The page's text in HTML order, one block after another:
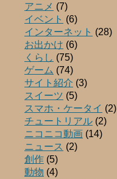
アニメ (7)
イベント (6)
インターネット (28)
お出かけ (6)
くらし (75)
ゲーム (74)
サイト紹介 (3)
スイーツ (5)
スマホ・ケータイ (2)
チュートリアル (2)
ニコニコ動画 (14)
ニュース (2)
創作 (5)
動物 (4)